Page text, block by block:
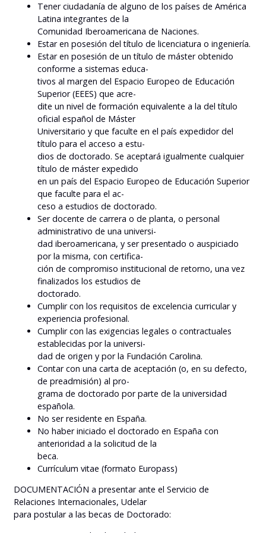
Tener ciudadanía de alguno de los países de América
Latina integrantes de la
Comunidad Iberoamericana de Naciones.
Estar en posesión del título de licenciatura o ingeniería.
Estar en posesión de un título de máster obtenido
conforme a sistemas educa-
tivos al margen del Espacio Europeo de Educación
Superior (EEES) que acre-
dite un nivel de formación equivalente a la del título
oficial español de Máster
Universitario y que faculte en el país expedidor del
título para el acceso a estu-
dios de doctorado. Se aceptará igualmente cualquier
título de máster expedido
en un país del Espacio Europeo de Educación Superior
que faculte para el ac-
ceso a estudios de doctorado.
Ser docente de carrera o de planta, o personal
administrativo de una universi-
dad iberoamericana, y ser presentado o auspiciado
por la misma, con certifica-
ción de compromiso institucional de retorno, una vez
finalizados los estudios de
doctorado.
Cumplir con los requisitos de excelencia curricular y
experiencia profesional.
Cumplir con las exigencias legales o contractuales
establecidas por la universi-
dad de origen y por la Fundación Carolina.
Contar con una carta de aceptación (o, en su defecto,
de preadmisión) al pro-
grama de doctorado por parte de la universidad
española.
No ser residente en España.
No haber iniciado el doctorado en España con
anterioridad a la solicitud de la
beca.
Currículum vitae (formato Europass)
DOCUMENTACIÓN a presentar ante el Servicio de
Relaciones Internacionales, Udelar
para postular a las becas de Doctorado: